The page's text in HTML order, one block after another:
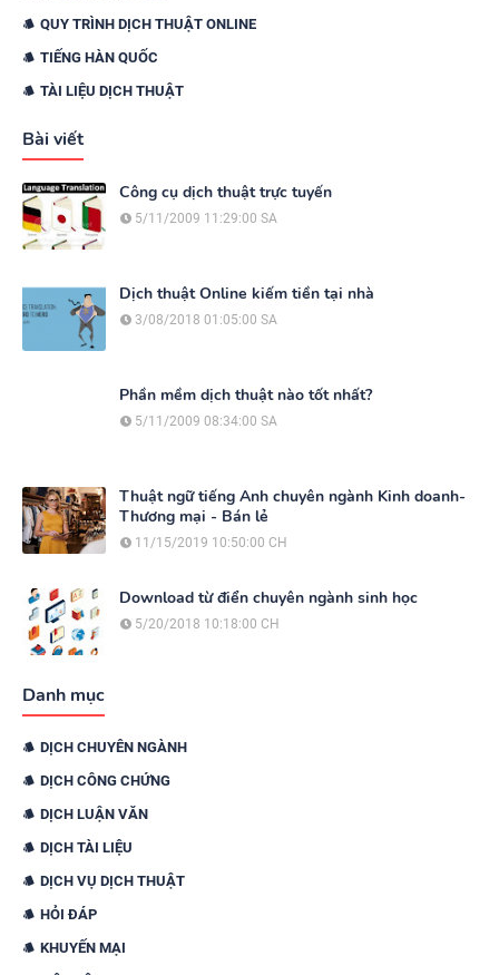
QUY TRÌNH DỊCH THUẬT ONLINE
TIẾNG HÀN QUỐC
TÀI LIỆU DỊCH THUẬT
Bài viết
Công cụ dịch thuật trực tuyến
5/11/2009 11:29:00 SA
Dịch thuật Online kiếm tiền tại nhà
3/08/2018 01:05:00 SA
Phần mềm dịch thuật nào tốt nhất?
5/11/2009 08:34:00 SA
Thuật ngữ tiếng Anh chuyên ngành Kinh doanh-
Thương mại - Bán lẻ
11/15/2019 10:50:00 CH
Download từ điển chuyên ngành sinh học
5/20/2018 10:18:00 CH
Danh mục
DỊCH CHUYÊN NGÀNH
DỊCH CÔNG CHỨNG
DỊCH LUẬN VĂN
DỊCH TÀI LIỆU
DỊCH VỤ DỊCH THUẬT
HỎI ĐÁP
KHUYẾN MẠI